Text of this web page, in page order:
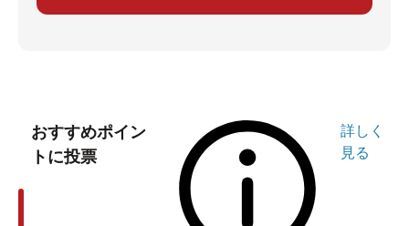
おすすめポイン
トに投票
詳しく
見る